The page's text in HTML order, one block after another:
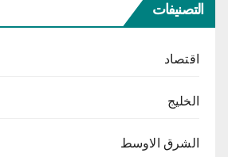
التصنيفات
اقتصاد
الخليج
الشرق الاوسط